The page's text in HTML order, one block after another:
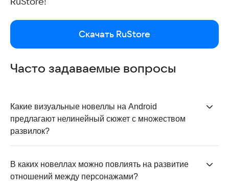
Скачать RuStore
Часто задаваемые вопросы
Какие визуальные новеллы на Android
предлагают нелинейный сюжет с множеством
развилок?
развилок в сюжете, где игроки могут выбирать
различные направления развития событий. Каждое
В каких новеллах можно повлиять на развитие
отношений между персонажами?